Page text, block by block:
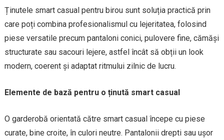
Ținutele smart casual pentru birou sunt soluția practică prin
care poți combina profesionalismul cu lejeritatea, folosind
piese versatile precum pantaloni conici, pulovere fine, cămăși
structurate sau sacouri lejere, astfel încât să obții un look
modern, coerent și adaptat ritmului zilnic de lucru.
Elemente de bază pentru o ținută smart casual
O garderobă orientată către smart casual începe cu piese
curate, bine croite, în culori neutre. Pantalonii drepti sau ușor